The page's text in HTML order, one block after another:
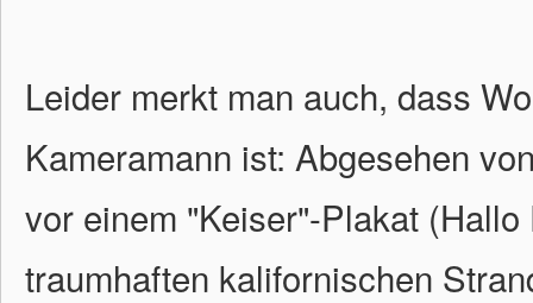
Leider merkt man auch, dass
Kameramann ist: Abgesehen
vor einem "Keiser"-Plakat
traumhaften kalifornischen